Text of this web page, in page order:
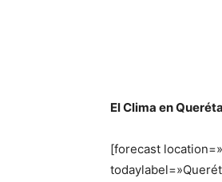
El Clima en
[forecast